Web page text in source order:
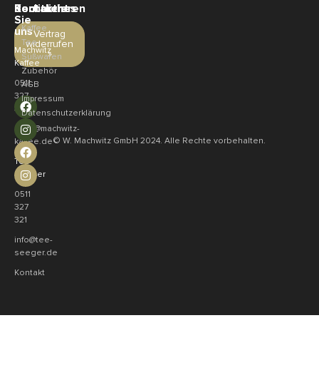
Sortiment
Kaffee
Tee
Süßwaren
Zubehör
Rechtliches
AGB
Impressum
Datenschutzerklärung
Vertrag
widerrufen
»
Kontaktieren
Sie
uns
Machwitz
Kaffee
0511
327
321
shop@machwitz-
kaffee.de
Tee
Seeger
0511
327
321
info@tee-
seeger.de
Kontakt
© W. Machwitz GmbH 2024. Alle Rechte vorbehalten.